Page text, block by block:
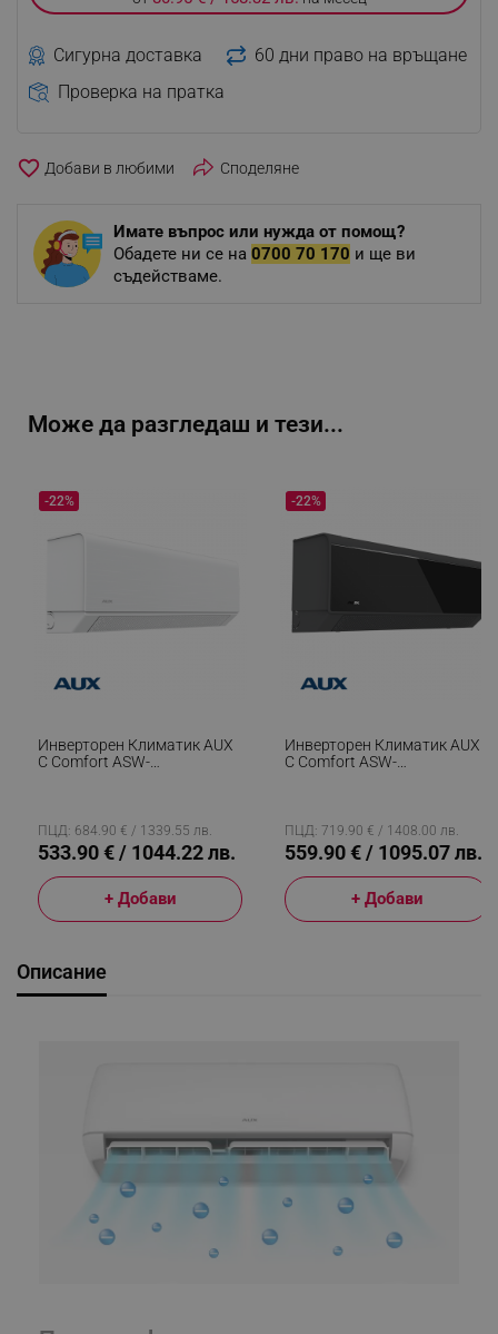
Сигурна доставка
60 дни право на връщане
Проверка на пратка
favorite_border Споделяне
Имате въпрос или нужда от помощ?
Обадете ни се на 0700 70 170 и ще ви
съдействаме.
Може да разгледаш и тези...
Инверторен Климатик AUX
C Comfort ASW-
-22%
ПЦД: 684.90 € / 1339.55 лв.
533.90 € / 1044.22 лв.
+ Добави
Инверторен Климатик AUX
C Comfort ASW-
-22%
ПЦД: 719.90 € / 1408.00 лв.
559.90 € / 1095.07 лв.
+ Добави
Описание